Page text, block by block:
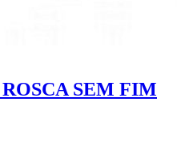
SEM FIM